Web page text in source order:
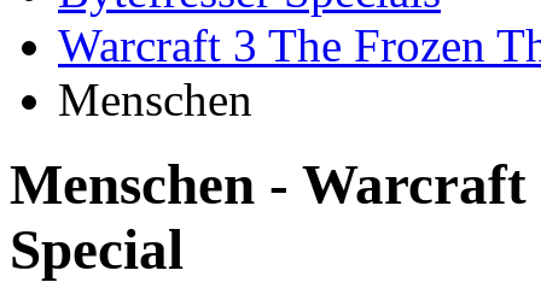
Warcraft 3 The Frozen
Menschen
Menschen -
Special